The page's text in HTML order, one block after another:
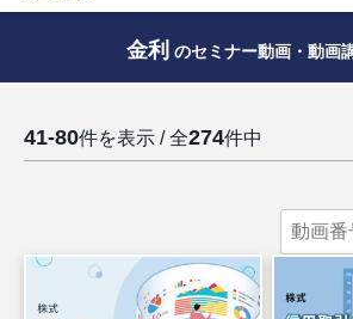
金利 のセミナー動画・動画
41-80件を表示 / 全274件中